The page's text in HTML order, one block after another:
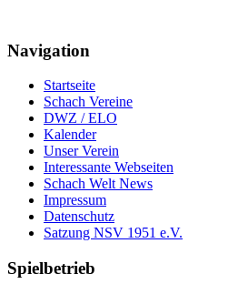
Navigation
Startseite
Schach Vereine
DWZ / ELO
Kalender
Unser Verein
Interessante Webseiten
Schach Welt News
Impressum
Datenschutz
Satzung NSV 1951 e.V.
Spielbetrieb